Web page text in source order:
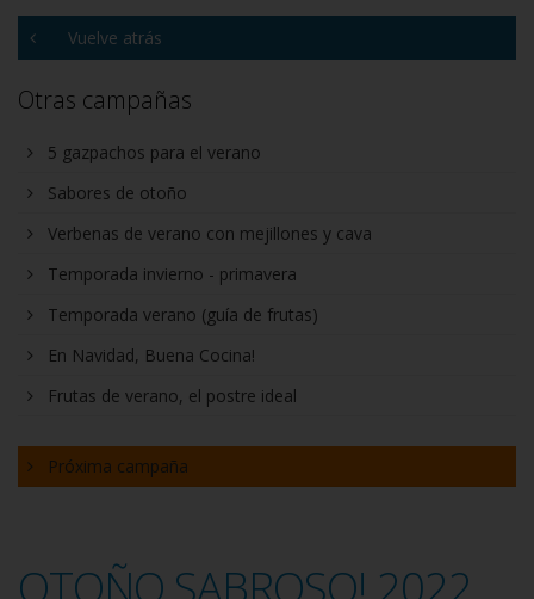
Vuelve atrás
Otras campañas
5 gazpachos para el verano
Sabores de otoño
Verbenas de verano con mejillones y cava
Temporada invierno - primavera
Temporada verano (guía de frutas)
En Navidad, Buena Cocina!
Frutas de verano, el postre ideal
Próxima campaña